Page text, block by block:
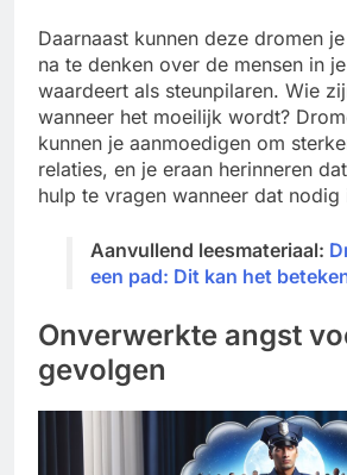
Daarnaast kunnen deze dromen
na te denken over de mensen in
waardeert als steunpilaren. Wie
wanneer het moeilijk wordt?
kunnen je aanmoedigen om
relaties, en je eraan herinneren
hulp te vragen wanneer dat nodig
Aanvullend leesmateriaal:
een pad: Dit kan het
Onverwerkte angst
gevolgen